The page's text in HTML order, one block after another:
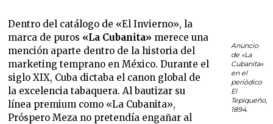
Anuncio
de «La
Cubanita»
en el
periódico
El
Tepiqueño,
1894.
Dentro del catálogo de «El Invierno», la
marca de puros «La Cubanita» merece una
mención aparte dentro de la historia del
marketing temprano en México. Durante el
siglo XIX, Cuba dictaba el canon global de
la excelencia tabaquera. Al bautizar su
línea premium como «La Cubanita»,
Próspero Meza no pretendía engañar al